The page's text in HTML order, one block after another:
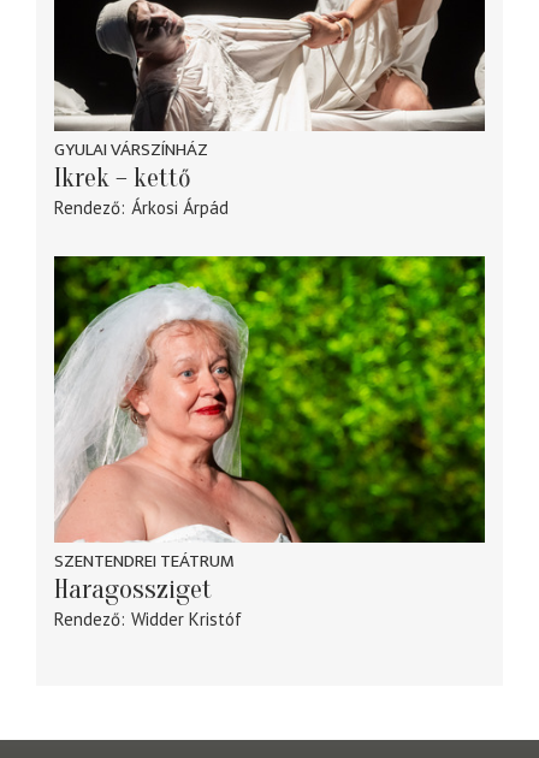
GYULAI VÁRSZÍNHÁZ
Ikrek – kettő
Rendező Árkosi Árpád
SZENTENDREI TEÁTRUM
Haragossziget
Rendező Widder Kristóf